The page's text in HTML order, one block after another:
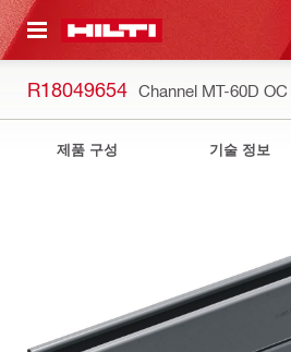
으로 건너뛰기
R18049654 Channel MT-60D OC
제품 구성 기술 정보